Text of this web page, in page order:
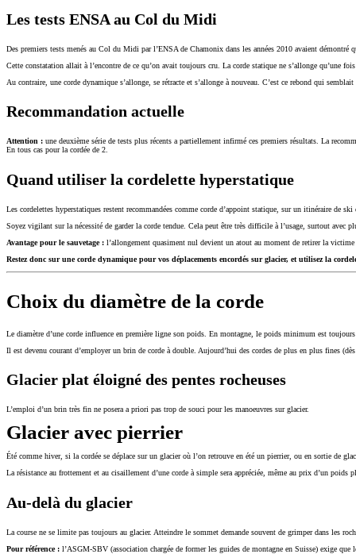
Les tests ENSA au Col du Midi
Des premiers tests menés au Col du Midi par l’ENSA de Chamonix dans les années 2010 avaient démontré
Cette constatation allait à l’encontre de ce qu’on avait toujours cru. La corde statique ne s’allonge qu’une
Au contraire, une corde dynamique s’allonge, se rétracte et s’allonge à nouveau. C’est ce rebond qui
Recommandation actuelle
Attention : une deuxième série de tests plus récents a partiellement infirmé ces premiers résultats. La
En tous cas pour la cordée de 2.
Quand utiliser la cordelette hyperstatique
Les cordelettes hyperstatiques restent recommandées comme corde d’appoint statique, sur un itinéraire de
Soyez vigilant sur la nécessité de garder la corde tendue. Cela peut être très difficile à l’usage, surtout avec
Avantage pour le sauvetage : l’allongement quasiment nul devient un atout au moment de retirer la
Restez donc sur une corde dynamique pour vos déplacements encordés sur glacier, et utilisez la
Choix du diamètre de la corde
Le diamètre d’une corde influence en première ligne son poids. En montagne, le poids minimum est
Il est devenu courant d’employer un brin de corde à double. Aujourd’hui des cordes de plus en plus fines
Glacier plat éloigné des pentes rocheuses
L’emploi d’un brin très fin ne posera a priori pas trop de souci pour les manoeuvres sur glacier.
Glacier avec pierrier
Été comme hiver, si la cordée se déplace sur un glacier où l’on retrouve en été un pierrier, ou en sortie de
La résistance au frottement et au cisaillement d’une corde à simple sera appréciée, même au prix d’un poids
Au-delà du glacier
La course ne se limite pas toujours au glacier. Atteindre le sommet demande souvent de grimper dans les
Pour référence : l’ASGM-SBV (association chargée de former les guides de montagne en Suisse) exige